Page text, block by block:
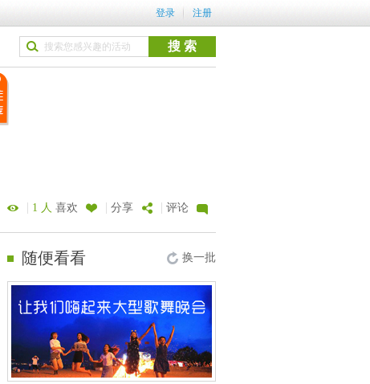
登录 注册
| 1 人 喜欢 | 分享 | 评论
随便看看 换一批